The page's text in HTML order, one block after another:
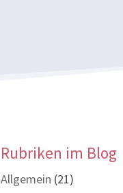
Rubriken im Blog
Allgemein (21)